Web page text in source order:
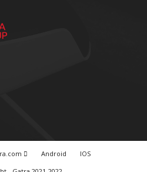
Baca GATRA Baru Bicara